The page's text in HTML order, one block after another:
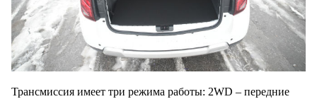
Трансмиссия имеет три режима работы: 2WD – передние